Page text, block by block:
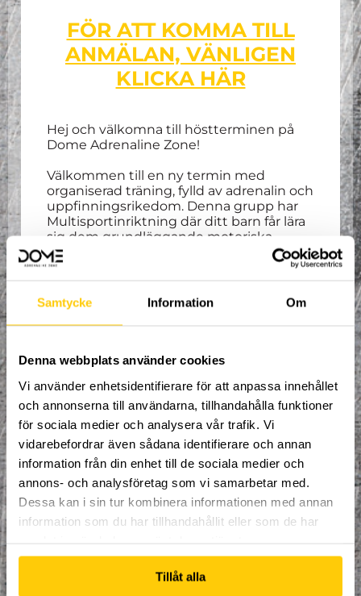
Samtycke Information Om
Denna webbplats använder cookies
Vi använder enhetsidentifierare för att anpassa innehållet
och annonserna till användarna, tillhandahålla funktioner
för sociala medier och analysera vår trafik. Vi
vidarebefordrar även sådana identifierare och annan
information från din enhet till de sociala medier och
annons- och analysföretag som vi samarbetar med.
Dessa kan i sin tur kombinera informationen med annan
information som du har tillhandahållit eller som de har
Tillåt alla
FÖR ATT KOMMA TILL
ANMÄLAN, VÄNLIGEN
KLICKA HÄR
Hej och välkomna till höstterminen på
Dome Adrenaline Zone!
Välkommen till en ny termin med
organiserad träning, fylld av adrenalin och
uppfinningsrikedom. Denna grupp har
Multisportinriktning där ditt barn får lära
sig dem grundläggande motoriska
övningarna inom bland annat gymnastik,
parkour, trampolin och ett flertal
befinna dig i vårat café under hela
träningen samt vara behjälplig vid behov.
Spontanitet, glädje och kamratskap är
Träning varjemåndag 18:00-19:00.
Höstterminen pågår från 2:e
september vecka 36 till och med 15:e
december vecka 50
. Uppehåll vecka 44
för höstlov. Gemensam avslutning för
samtliga grupper torsdagen 19:e
december.
OBS. Åldern i Dome Academys grupper
fungerar som riktlinje. Inte något man
För alla som går på träningarna så ingår